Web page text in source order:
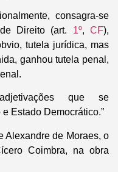
consagra-se
Direito (art. 1º, CF),
tutela jurídica, mas
ganhou tutela penal,
que se
Estado Democrático.”
Alexandre de Moraes, o
Coimbra, na obra